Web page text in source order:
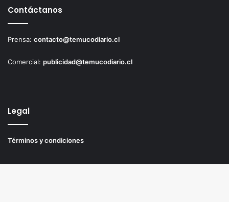
Contáctanos
Prensa: contacto@temucodiario.cl
Comercial: publicidad@temucodiario.cl
Legal
Términos y condiciones